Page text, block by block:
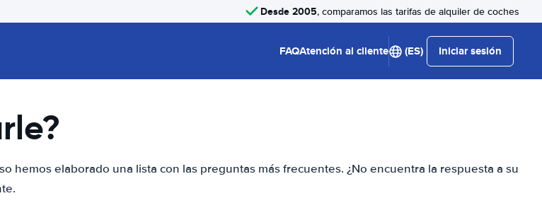
Desde 2005, comparamos las tarifas de alquiler de coches
FAQAtención al cliente (ES) Iniciar sesión
hemos elaborado una lista con las preguntas más frecuentes. ¿No encuentra la respuesta a su